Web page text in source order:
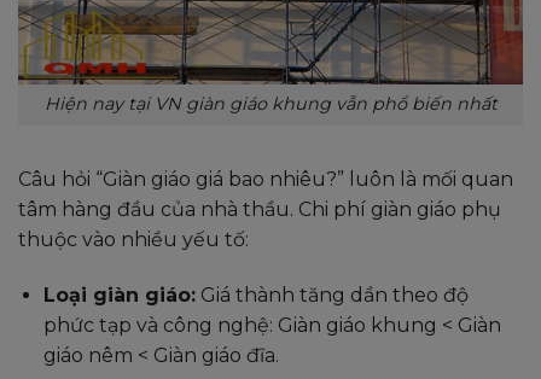
Hiện nay tại VN giàn giáo khung vẫn phổ biến nhất
Câu hỏi “Giàn giáo giá bao nhiêu?” luôn là mối quan
tâm hàng đầu của nhà thầu. Chi phí giàn giáo phụ
thuộc vào nhiều yếu tố:
Loại giàn giáo:Giá thành tăng dần theo độ
phức tạp và công nghệ: Giàn giáo khung < Giàn
giáo nêm < Giàn giáo đĩa.